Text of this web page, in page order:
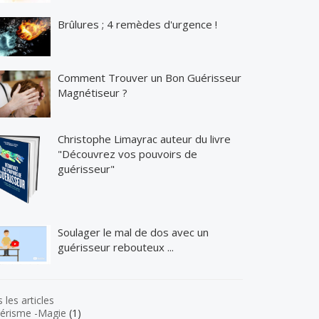
Brûlures ; 4 remèdes d'urgence !
Comment Trouver un Bon Guérisseur
Magnétiseur ?
Christophe Limayrac auteur du livre
"Découvrez vos pouvoirs de
guérisseur"
Soulager le mal de dos avec un
guérisseur rebouteux ...
les articles
-Magie (1)